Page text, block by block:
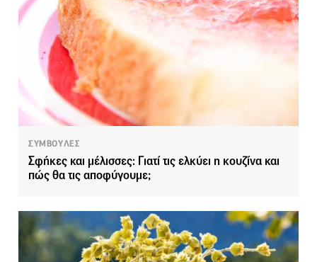
ΣΥΜΒΟΥΛΕΣ
Σφήκες και μέλισσες: Γιατί τις ελκύει η κουζίνα και
πώς θα τις αποφύγουμε;